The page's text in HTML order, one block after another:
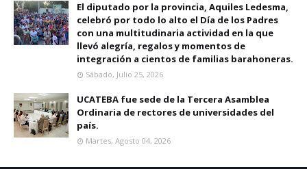
El diputado por la provincia, Aquiles Ledesma,
celebró por todo lo alto el Día de los Padres
con una multitudinaria actividad en la que
llevó alegría, regalos y momentos de
integración a cientos de familias barahoneras.
Sábado, Julio 25, 2026
UCATEBA fue sede de la Tercera Asamblea
Ordinaria de rectores de universidades del
país.
Martes, Agosto 04, 2026